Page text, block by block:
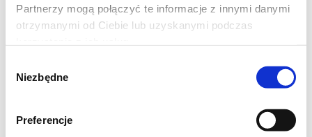
Partnerzy mogą połączyć te informacje z innymi danymi
otrzymanymi od Ciebie lub uzyskanymi podczas
zgody
Niezbędne
Preferencje